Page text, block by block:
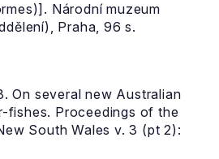
Národní muzeum
Praha, 96 s.
On several new Australian
Proceedings of the
South Wales v. 3 (pt 2):